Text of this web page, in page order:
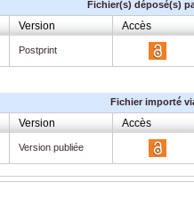
Fichier(s) déposé(s)
Version Accès
Postprint
Fichier importé
Version Accès
Version publiée